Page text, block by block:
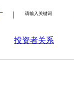
|
投资者关系